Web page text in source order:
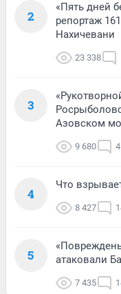
2
«Пять дней
репортаж
Нахичевани
23 338
3
Азовском
9 680 4
4
Что
8 427
5
атаковали
7 435